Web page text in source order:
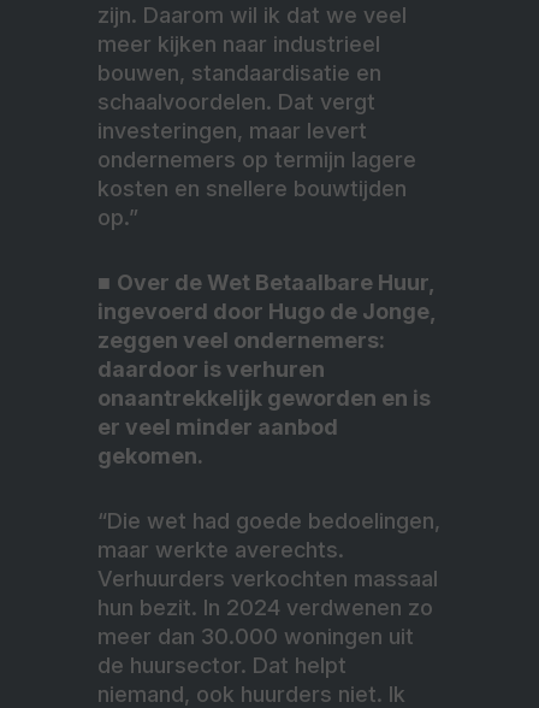
zijn. Daarom wil ik dat we veel
meer kijken naar industrieel
bouwen, standaardisatie en
schaalvoordelen. Dat vergt
investeringen, maar levert
ondernemers op termijn lagere
kosten en snellere bouwtijden
op.”
■ Over de Wet Betaalbare Huur,
ingevoerd door Hugo de Jonge,
zeggen veel ondernemers:
daardoor is verhuren
onaantrekkelijk geworden en is
er veel minder aanbod
gekomen.
“Die wet had goede bedoelingen,
maar werkte averechts.
Verhuurders verkochten massaal
hun bezit. In 2024 verdwenen zo
meer dan 30.000 woningen uit
de huursector. Dat helpt
niemand, ook huurders niet. Ik